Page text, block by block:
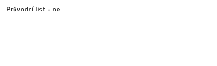
Průvodní list - ne